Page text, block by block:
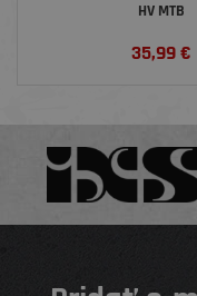
HV MTB
35,99€